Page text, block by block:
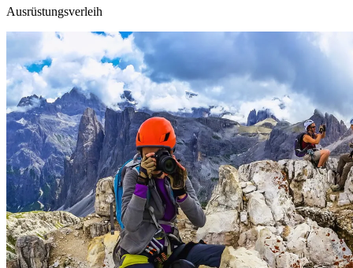
Ausrüstungsverleih